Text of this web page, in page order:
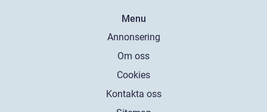
Menu
Annonsering
Om oss
Cookies
Kontakta oss